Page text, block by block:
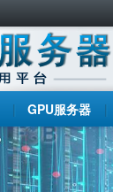
GPU服务器